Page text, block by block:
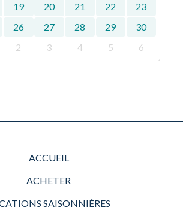
19 20 21 22
23
26 27 28 29
30
2 3 4 5 6
ACCUEIL
ACHETER
SAISONNIÈRES